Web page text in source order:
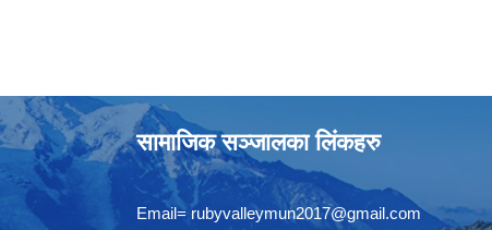
सामाजिक सञ्जालका लिंकहरु
Email= rubyvalleymun2017@gmail.com